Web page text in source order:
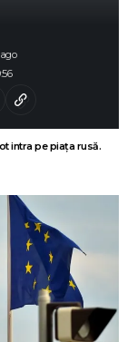
intra pe piața rusă.